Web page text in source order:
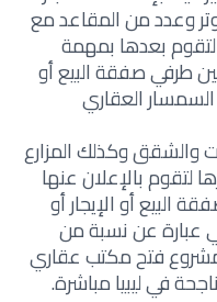
وعدد من المقاعد مع
بعدها بمهمة
طرفي صفقة البيع أو
العقاري
والشقق وكذلك المزارع
لتقوم بالإعلان عنها
البيع أو الإيجار أو
عبارة عن نسبة من
مشروع فتح مكتب عقاري
في ليبيا مباشرة.